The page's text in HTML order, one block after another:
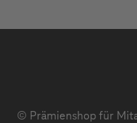
© Prämienshop für